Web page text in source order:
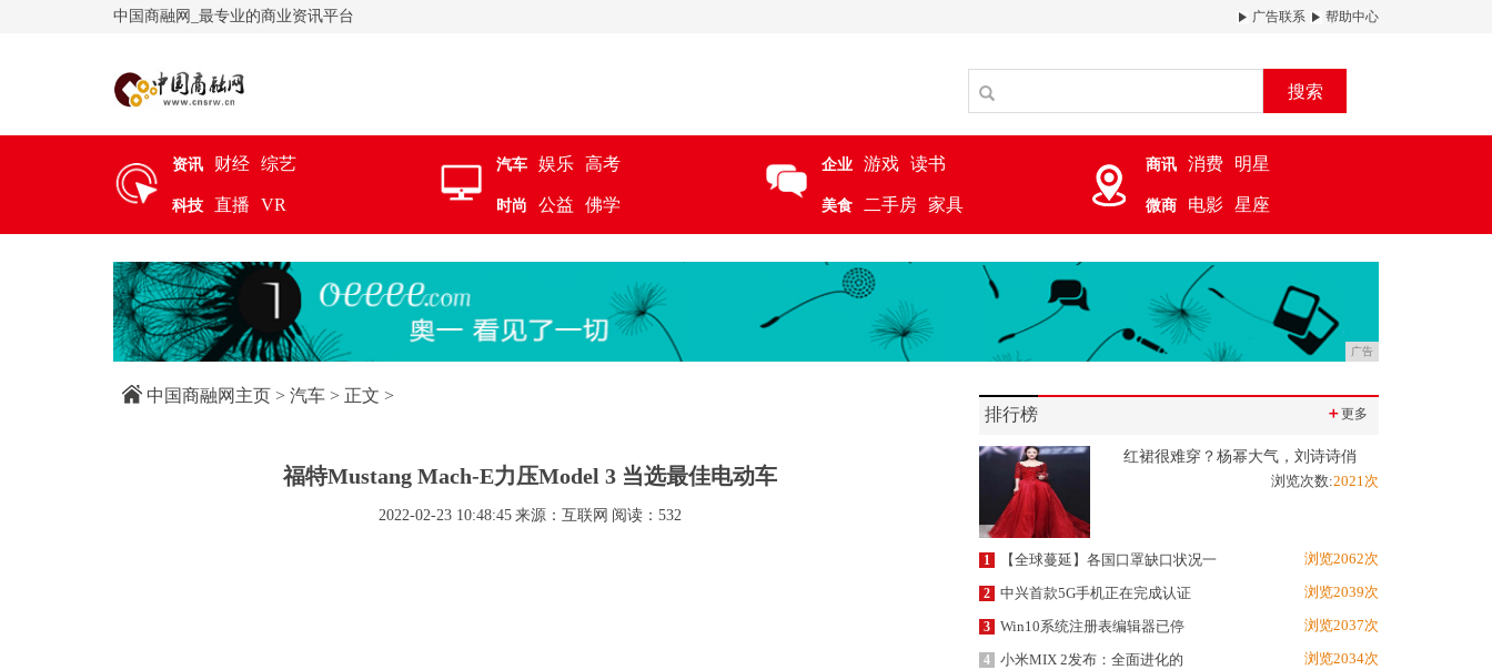
中国商融网_最专业的商业资讯平台 广告联系 帮助中心
搜索
资讯 财经 综艺
科技 直播 VR
汽车 娱乐 高考
时尚 公益 佛学
企业 游戏 读书
美食 二手房 家具
商讯 消费 明星
微商 电影 星座
广告
中国商融网主页 > 汽车 > 正文 >
福特Mustang Mach-E力压Model 3 当选最佳电动车
2022-02-23 10:48:45 来源：互联网 阅读：532
排行榜 ＋更多
红裙很难穿？杨幂大气，刘诗诗俏
浏览次数:2021次
1 【全球蔓延】各国口罩缺口状况一 浏览2062次
2 中兴首款5G手机正在完成认证 浏览2039次
3 Win10系统注册表编辑器已停 浏览2037次
4 小米MIX 2发布：全面进化的 浏览2034次